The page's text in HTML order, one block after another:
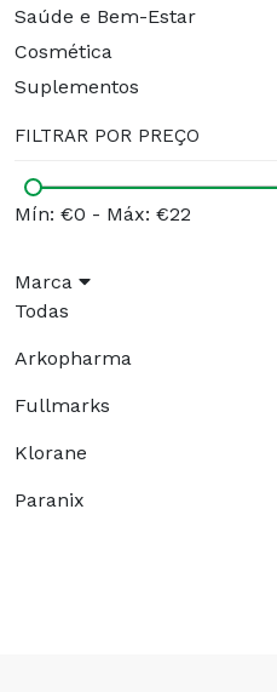
Saúde e Bem-Estar
Cosmética
Suplementos
FILTRAR POR PREÇO
Mín: €0 - Máx: €22
Marca
Todas
Arkopharma
Fullmarks
Klorane
Paranix